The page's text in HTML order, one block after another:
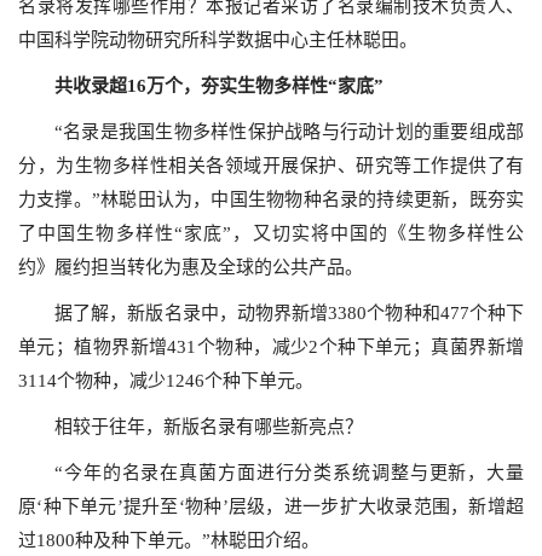
名录将发挥哪些作用？本报记者采访了名录编制技术负责人、
中国科学院动物研究所科学数据中心主任林聪田。
共收录超16万个，夯实生物多样性“家底”
“名录是我国生物多样性保护战略与行动计划的重要组成部
分，为生物多样性相关各领域开展保护、研究等工作提供了有
力支撑。”林聪田认为，中国生物物种名录的持续更新，既夯实
了中国生物多样性“家底”，又切实将中国的《生物多样性公
约》履约担当转化为惠及全球的公共产品。
据了解，新版名录中，动物界新增3380个物种和477个种下
单元；植物界新增431个物种，减少2个种下单元；真菌界新增
3114个物种，减少1246个种下单元。
相较于往年，新版名录有哪些新亮点？
“今年的名录在真菌方面进行分类系统调整与更新，大量
原‘种下单元’提升至‘物种’层级，进一步扩大收录范围，新增超
过1800种及种下单元。”林聪田介绍。